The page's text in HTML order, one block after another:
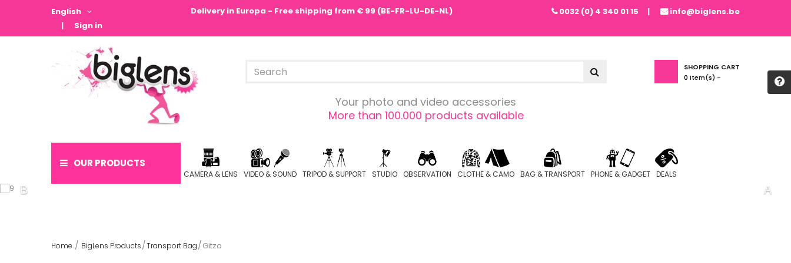
0032 (0) 4 340 01 15 info@biglens.be
English
Delivery in Europa - Free shipping from € 99 (BE-FR-LU-DE-NL)
Sign in
Your photo and video accessories
More than 100.000 products available
SHOPPING CART
0 Item(s) -
OUR PRODUCTS
CAMERA & LENS VIDEO & SOUND TRIPOD & SUPPORT STUDIO OBSERVATION CLOTHE & CAMO BAG & TRANSPORT PHONE & GADGET DEALS
Home BigLens Products Transport Bag Gitzo